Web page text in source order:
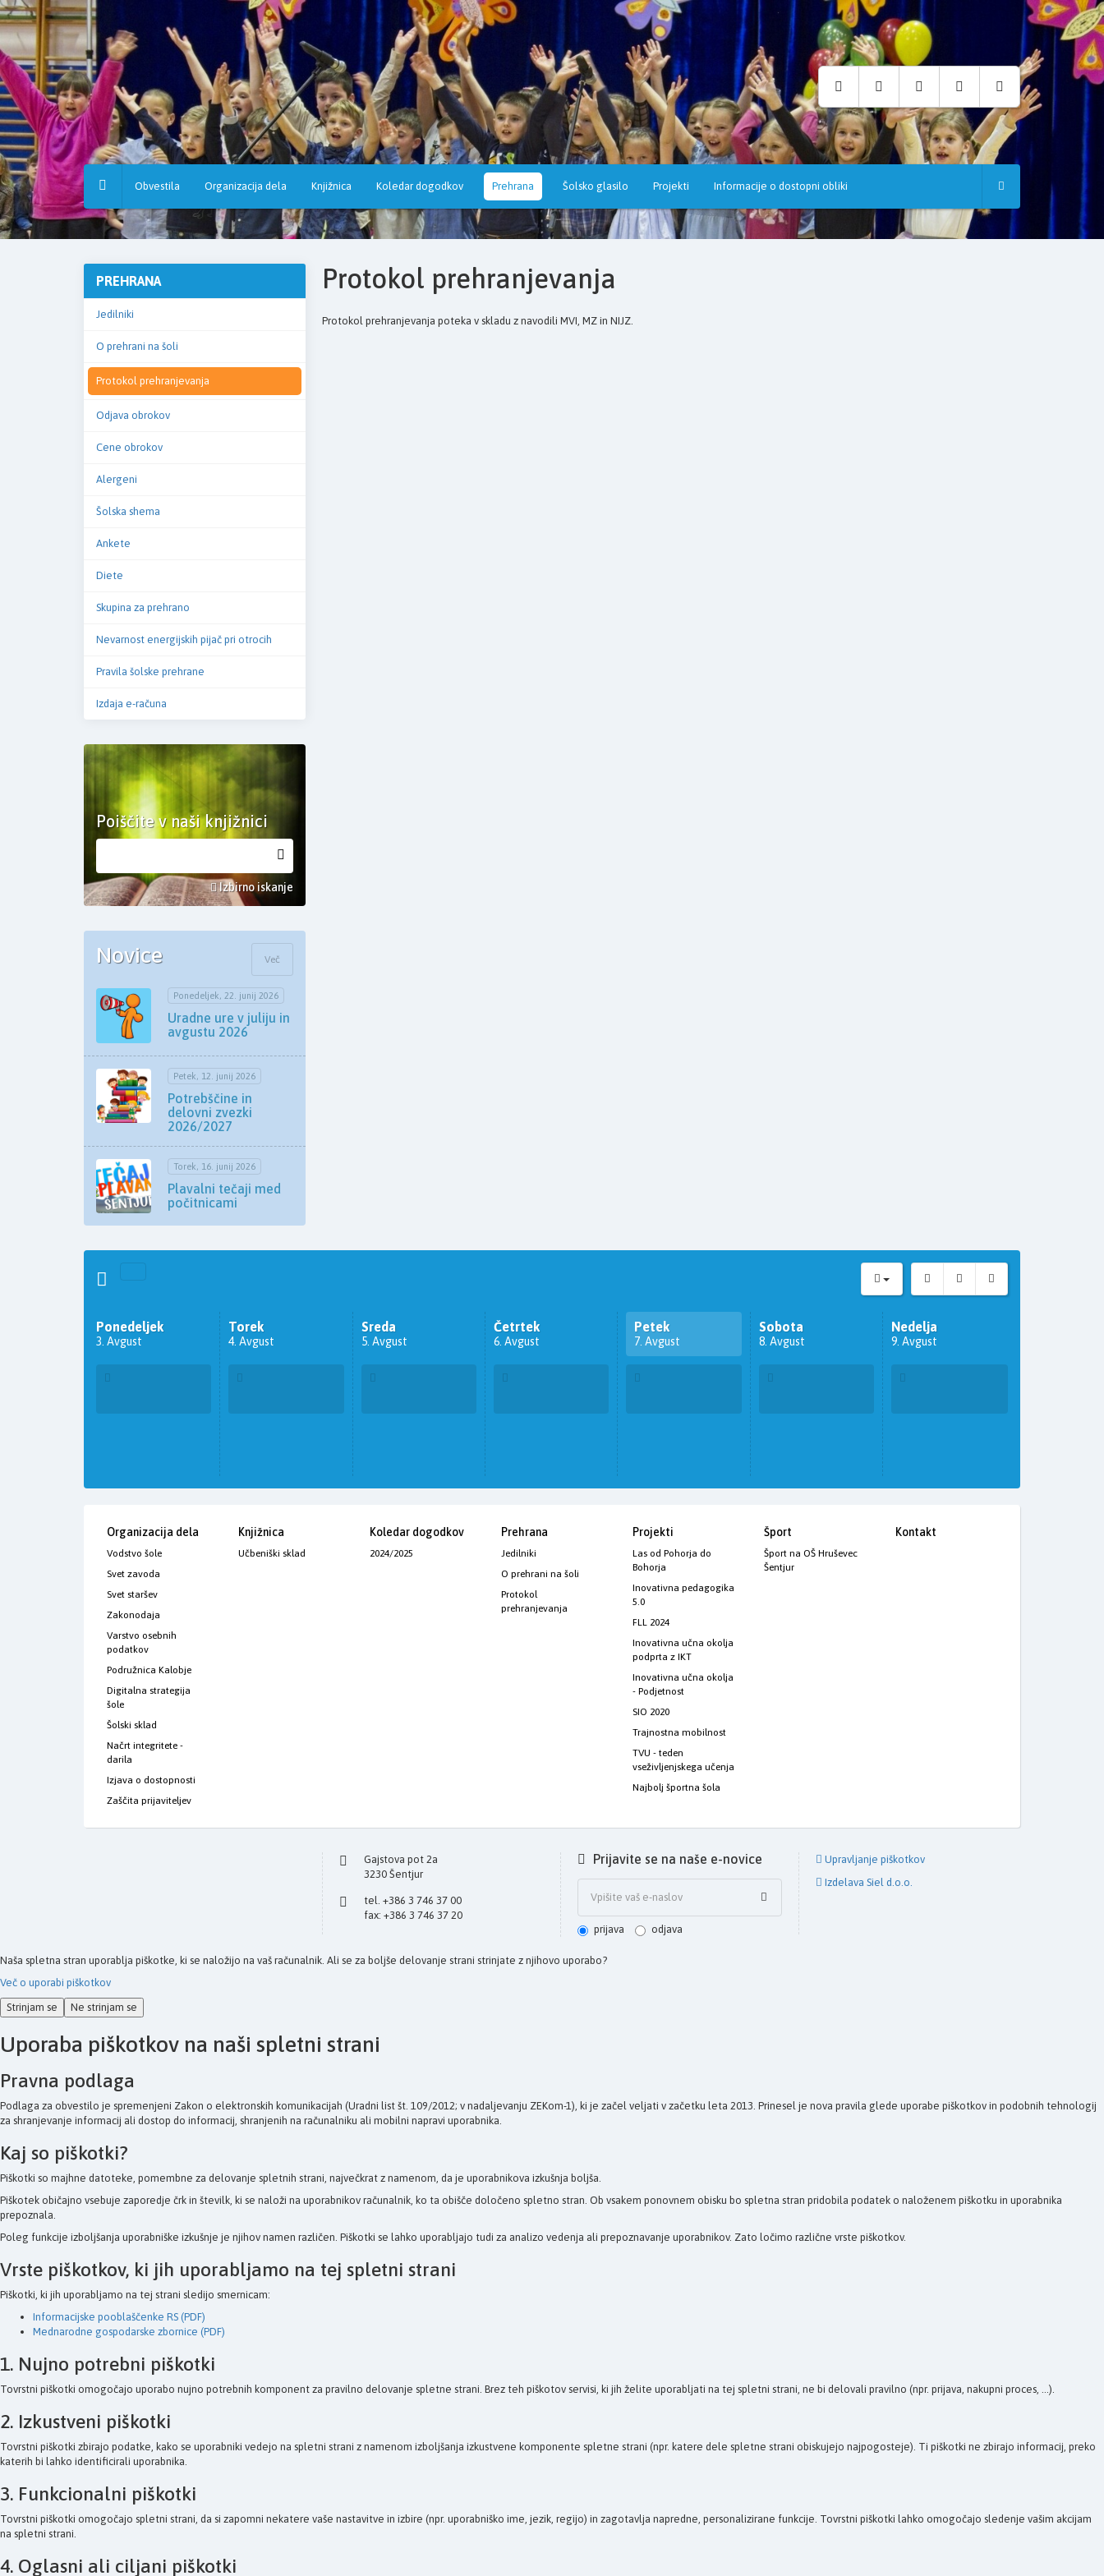
Osnovna
šola
Hruševec
Obvestila Organizacija dela Knjižnica Koledar dogodkov Prehrana Šolsko glasilo Projekti Informacije o dostopni obliki
PREHRANA
Jedilniki
O prehrani na šoli
Protokol prehranjevanja
Odjava obrokov
Cene obrokov
Alergeni
Šolska shema
Ankete
Diete
Skupina za prehrano
Nevarnost energijskih pijač pri otrocih
Pravila šolske prehrane
Izdaja e-računa
Poiščite v naši knjižnici
Izbirno iskanje
Novice Več
Ponedeljek, 22. junij 2026
Uradne ure v juliju in
avgustu 2026
Petek, 12. junij 2026
Potrebščine in
delovni zvezki
2026/2027
Torek, 16. junij 2026
Plavalni tečaji med
počitnicami
Protokol prehranjevanja
Protokol prehranjevanja poteka v skladu z navodili MVI, MZ in NIJZ.
Ponedeljek
3. Avgust
Torek
4. Avgust
Sreda
5. Avgust
Četrtek
6. Avgust
Petek
7. Avgust
Sobota
8. Avgust
Nedelja
9. Avgust
Organizacija dela
Vodstvo šole
Svet zavoda
Svet staršev
Zakonodaja
Varstvo osebnih
podatkov
Podružnica Kalobje
Digitalna strategija
šole
Šolski sklad
Načrt integritete -
darila
Izjava o dostopnosti
Zaščita prijaviteljev
Knjižnica
Učbeniški sklad
Koledar dogodkov
2024/2025
Prehrana
Jedilniki
O prehrani na šoli
Protokol
prehranjevanja
Projekti
Las od Pohorja do
Bohorja
Inovativna pedagogika
5.0
FLL 2024
Inovativna učna okolja
podprta z IKT
Inovativna učna okolja
- Podjetnost
SIO 2020
Trajnostna mobilnost
TVU - teden
vseživljenjskega učenja
Najbolj športna šola
Šport
Šport na OŠ Hruševec
Šentjur
Kontakt
Gajstova pot 2a
3230 Šentjur
tel. +386 3 746 37 00
fax: +386 3 746 37 20
Prijavite se na naše e-novice
prijava odjava
Upravljanje piškotkov
Izdelava Siel d.o.o.
Naša spletna stran uporablja piškotke, ki se naložijo na vaš računalnik. Ali se za boljše delovanje strani strinjate z njihovo uporabo?
Več o uporabi piškotkov
Strinjam se
Ne strinjam se
Uporaba piškotkov na naši spletni strani
Pravna podlaga
Podlaga za obvestilo je spremenjeni Zakon o elektronskih komunikacijah (Uradni list št. 109/2012; v nadaljevanju ZEKom-1), ki je začel veljati v začetku leta 2013. Prinesel je nova pravila glede uporabe piškotkov in podobnih tehnologij
za shranjevanje informacij ali dostop do informacij, shranjenih na računalniku ali mobilni napravi uporabnika.
Kaj so piškotki?
Piškotki so majhne datoteke, pomembne za delovanje spletnih strani, največkrat z namenom, da je uporabnikova izkušnja boljša.
Piškotek običajno vsebuje zaporedje črk in številk, ki se naloži na uporabnikov računalnik, ko ta obišče določeno spletno stran. Ob vsakem ponovnem obisku bo spletna stran pridobila podatek o naloženem piškotku in uporabnika
prepoznala.
Poleg funkcije izboljšanja uporabniške izkušnje je njihov namen različen. Piškotki se lahko uporabljajo tudi za analizo vedenja ali prepoznavanje uporabnikov. Zato ločimo različne vrste piškotkov.
Vrste piškotkov, ki jih uporabljamo na tej spletni strani
Piškotki, ki jih uporabljamo na tej strani sledijo smernicam:
Informacijske pooblaščenke RS (PDF)
Mednarodne gospodarske zbornice (PDF)
1. Nujno potrebni piškotki
Tovrstni piškotki omogočajo uporabo nujno potrebnih komponent za pravilno delovanje spletne strani. Brez teh piškotov servisi, ki jih želite uporabljati na tej spletni strani, ne bi delovali pravilno (npr. prijava, nakupni proces, ...).
2. Izkustveni piškotki
Tovrstni piškotki zbirajo podatke, kako se uporabniki vedejo na spletni strani z namenom izboljšanja izkustvene komponente spletne strani (npr. katere dele spletne strani obiskujejo najpogosteje). Ti piškotki ne zbirajo informacij, preko
katerih bi lahko identificirali uporabnika.
3. Funkcionalni piškotki
Tovrstni piškotki omogočajo spletni strani, da si zapomni nekatere vaše nastavitve in izbire (npr. uporabniško ime, jezik, regijo) in zagotavlja napredne, personalizirane funkcije. Tovrstni piškotki lahko omogočajo sledenje vašim akcijam
na spletni strani.
4. Oglasni ali ciljani piškotki